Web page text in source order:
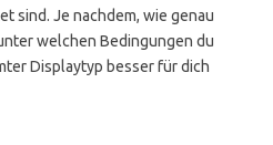
sind. Je nachdem, wie genau
welchen Bedingungen du
Displaytyp besser für dich